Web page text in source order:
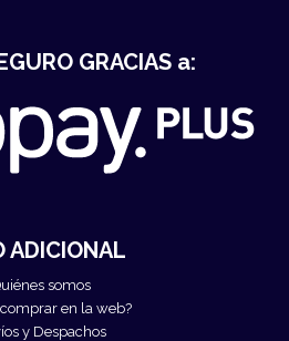
ADICIONAL
somos
en la web?
y Despachos
GRACIAS a: